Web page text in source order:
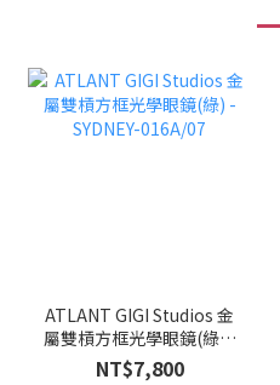
ATLANT GIGI Studios 金
屬雙槓方框光學眼鏡(綠) -
SYDNEY-016A/07
NT$7,800